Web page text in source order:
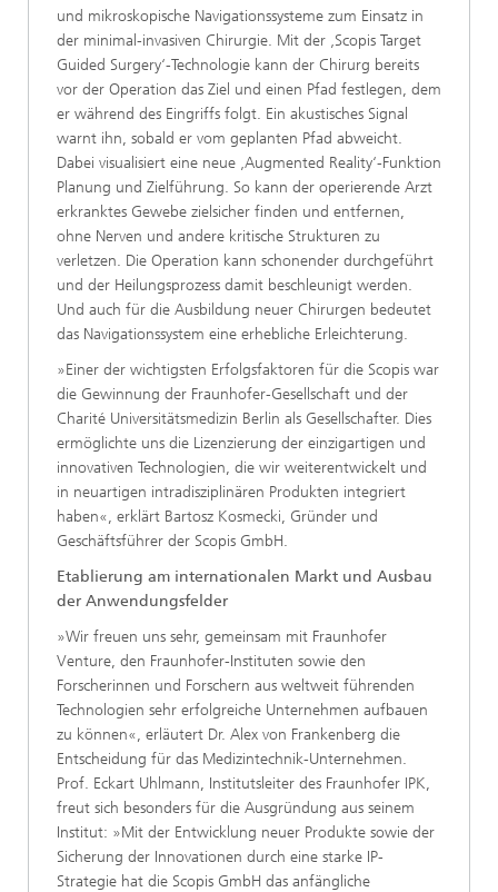
und mikroskopische Navigationssysteme zum Einsatz in
der minimal-invasiven Chirurgie. Mit der ‚Scopis Target
Guided Surgery‘-Technologie kann der Chirurg bereits
vor der Operation das Ziel und einen Pfad festlegen, dem
er während des Eingriffs folgt. Ein akustisches Signal
warnt ihn, sobald er vom geplanten Pfad abweicht.
Dabei visualisiert eine neue ‚Augmented Reality‘-Funktion
Planung und Zielführung. So kann der operierende Arzt
erkranktes Gewebe zielsicher finden und entfernen,
ohne Nerven und andere kritische Strukturen zu
verletzen. Die Operation kann schonender durchgeführt
und der Heilungsprozess damit beschleunigt werden.
Und auch für die Ausbildung neuer Chirurgen bedeutet
das Navigationssystem eine erhebliche Erleichterung.
»Einer der wichtigsten Erfolgsfaktoren für die Scopis war
die Gewinnung der Fraunhofer-Gesellschaft und der
Charité Universitätsmedizin Berlin als Gesellschafter. Dies
ermöglichte uns die Lizenzierung der einzigartigen und
innovativen Technologien, die wir weiterentwickelt und
in neuartigen intradisziplinären Produkten integriert
haben«, erklärt Bartosz Kosmecki, Gründer und
Geschäftsführer der Scopis GmbH.
Etablierung am internationalen Markt und Ausbau
der Anwendungsfelder
»Wir freuen uns sehr, gemeinsam mit Fraunhofer
Venture, den Fraunhofer-Instituten sowie den
Forscherinnen und Forschern aus weltweit führenden
Technologien sehr erfolgreiche Unternehmen aufbauen
zu können«, erläutert Dr. Alex von Frankenberg die
Entscheidung für das Medizintechnik-Unternehmen.
Prof. Eckart Uhlmann, Institutsleiter des Fraunhofer IPK,
freut sich besonders für die Ausgründung aus seinem
Institut: »Mit der Entwicklung neuer Produkte sowie der
Sicherung der Innovationen durch eine starke IP-
Strategie hat die Scopis GmbH das anfängliche